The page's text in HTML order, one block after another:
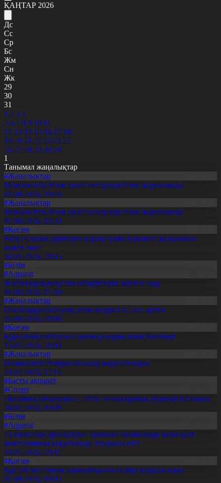
ҚАҢТАР 2026
Дс
Сс
Ср
Бс
Жм
Сн
Жк
29
30
31
1 2 3 4
5 6 7 8 9 10 11
12 13 14 15 16 17 18
19 20 21 22 23 24 25
26 27 28 29 30 31
1
Танымал жаңалықтар
#Жаңалықтар
Мемлекеттік білім грант иегерлері тізімі жарияланды
07.08.2026, 19:46
#Жаңалықтар
Мемлекеттік білім грант иегерлері тізімі жарияланды
07.08.2026, 16:50
#Қоғам
Енді салалық дәрігерге қаралу үшін терапевт жолдамасы
қажет емес
30.07.2026, 20:05
#Білім
#Aqparat
Жапондар Қазақстан өсімдіктерін зерттеп жүр
04.08.2026, 17:30
#Жаңалықтар
Павлодарда отандық өнім өндірісі 1,5 есе артты
05.08.2026, 20:06
#Қоғам
Құрылтай сайлауына үміткерлердің тізімі бекітілді
13.07.2026, 20:03
#Жаңалықтар
Шымкентте теміржолшылар марапатталды
31.07.2026, 17:15
#Басты ақпарат
#Спорт
«Болашақ ойындары – 2026» халықаралық турнирі басталды
30.07.2026, 10:01
#Білім
#Aqparat
«Тәуелсіздік ұрпақтары» грантын тағайындау жөніндегі
комиссияның қорытынды отырысы өтті
31.07.2026, 20:11
#Қоғам
Құс еті мен тауық жұмыртқасын өндіру қарқын алды
07.08.2026, 10:05